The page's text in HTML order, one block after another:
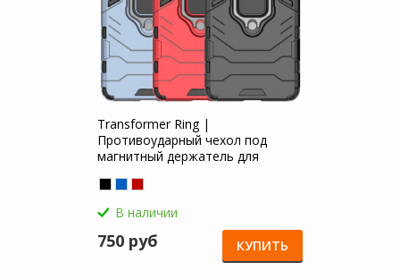
Transformer Ring |
Противоударный чехол под
магнитный держатель для
В наличии
750 руб КУПИТЬ